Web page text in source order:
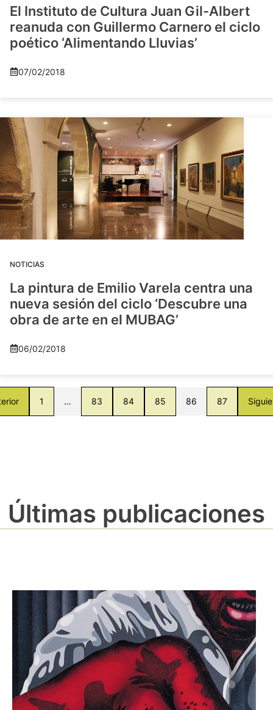
El Instituto de Cultura Juan Gil-Albert
reanuda con Guillermo Carnero el ciclo
poético ‘Alimentando Lluvias’
07/02/2018
NOTICIAS
La pintura de Emilio Varela centra una
nueva sesión del ciclo ‘Descubre una
obra de arte en el MUBAG’
06/02/2018
1 … 83 84 85 86 87
Últimas publicaciones